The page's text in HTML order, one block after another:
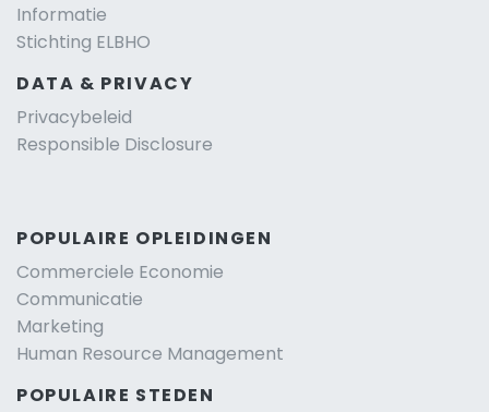
Informatie
Stichting ELBHO
DATA & PRIVACY
Privacybeleid
Responsible Disclosure
POPULAIRE OPLEIDINGEN
Commerciele Economie
Communicatie
Marketing
Human Resource Management
POPULAIRE STEDEN